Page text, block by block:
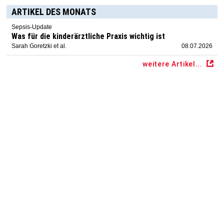
ARTIKEL DES MONATS
Sepsis-Update
Was für die kinderärztliche Praxis wichtig ist
Sarah Goretzki et al. 08.07.2026
weitere Artikel...